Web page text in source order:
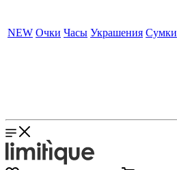
NEW Очки Часы Украшения Сумки